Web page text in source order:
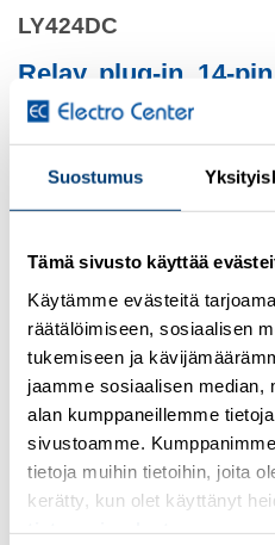
Suostumus
Tämä sivusto käyttää
Käytämme evästeitä
räätälöimiseen, sosiaalisen
tukemiseen ja
jaamme sosiaalisen median,
alan kumppaneillemme
sivustoamme.
tietoja muihin tietoihin, joita
kerätty, kun olet käyttänyt
LY424DC
Relay, plug-in, 14-
VDC
verkkokauppaa
Osastot: Omron , Uudet tuotteet
TUTUSTU MYÖS